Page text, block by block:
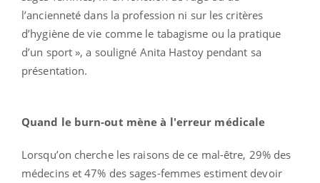
l’ancienneté dans la profession ni sur les critères
d’hygiène de vie comme le tabagisme ou la pratique
d’un sport », a souligné Anita Hastoy pendant sa
présentation.
Quand le burn-out mène à l'erreur médicale
Lorsqu’on cherche les raisons de ce mal-être, 29% des
médecins et 47% des sages-femmes estiment devoir